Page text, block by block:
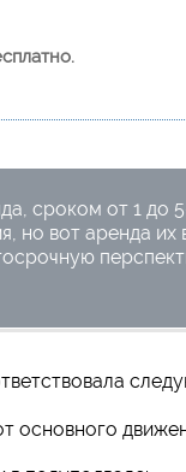
сроком от 1 до
но вот аренда
основного